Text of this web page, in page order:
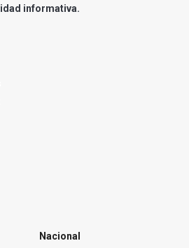
informativa.
Nacional